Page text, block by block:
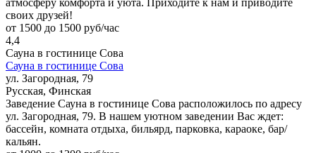
своих друзей!
от 1500 до 1500 руб/час
4,4
Сауна в гостинице Сова
Сауна в гостинице Сова
ул. Загородная, 79
Русская, Финская
Заведение Сауна в гостинице Сова расположилось по адресу
ул. Загородная, 79. В нашем уютном заведении Вас ждет:
бассейн, комната отдыха, бильярд, парковка, караоке, бар/
кальян.